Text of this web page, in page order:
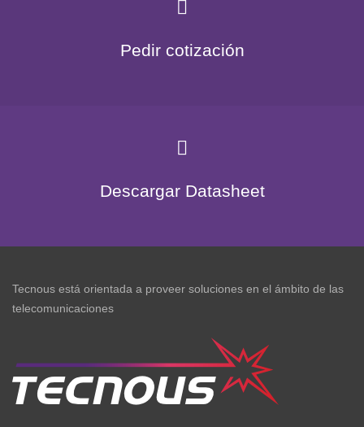
Pedir cotización
Descargar Datasheet
Tecnous está orientada a proveer soluciones en el ámbito de las
telecomunicaciones